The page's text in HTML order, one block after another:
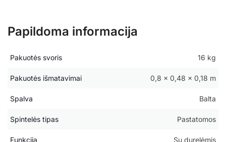
Papildoma informacija
Pakuotės svoris 16 kg
Pakuotės išmatavimai 0,8 × 0,48 × 0,18 m
Spalva Balta
Spintelės tipas Pastatomos
Funkcija Su durelėmis